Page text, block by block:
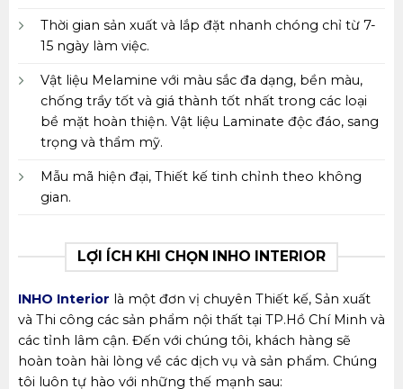
Thời gian sản xuất và lắp đặt nhanh chóng chỉ từ 7-
15 ngày làm việc.
Vật liệu Melamine với màu sắc đa dạng, bền màu,
chống trầy tốt và giá thành tốt nhất trong các loại
bề mặt hoàn thiện. Vật liệu Laminate độc đáo, sang
trọng và thẩm mỹ.
Mẫu mã hiện đại, Thiết kế tinh chỉnh theo không
gian.
LỢI ÍCH KHI CHỌN INHO INTERIOR
INHO Interior là một đơn vị chuyên Thiết kế, Sản xuất
và Thi công các sản phẩm nội thất tại TP.Hồ Chí Minh và
các tỉnh lâm cận. Đến với chúng tôi, khách hàng sẽ
hoàn toàn hài lòng về các dịch vụ và sản phẩm. Chúng
tôi luôn tự hào với những thế mạnh sau: